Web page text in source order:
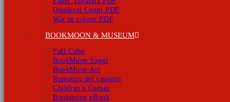
Quaderni Cenni PDF
War in colour PDF
BOOKMOON & MUSEUM
Full Cube
BookMoon Saggi
BookMoon Art
Romanzo nel cassetto
Children’s Corner
Bookmoon eBook